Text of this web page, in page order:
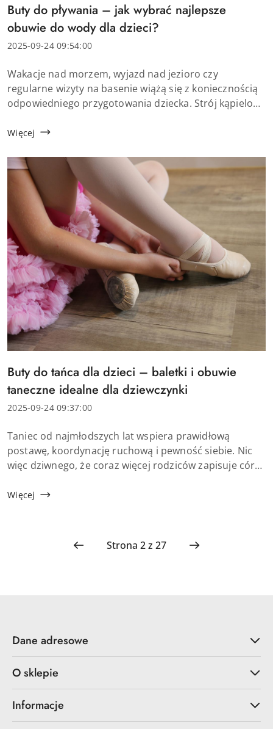
Tytuł
artykułu:
Buty do pływania – jak wybrać najlepsze
obuwie do wody dla dzieci?
Data
2025-09-24 09:54:00
Treść
artykułu:
Wakacje nad morzem, wyjazd nad jezioro czy
regularne wizyty na basenie wiążą się z koniecznością
odpowiedniego przygotowania dziecka. Strój kąpielowy
po buty do pływania dla dzieci, kt&oacut...
Więcej
Tytuł
artykułu:
Buty do tańca dla dzieci – baletki i obuwie
taneczne idealne dla dziewczynki
Data
2025-09-24 09:37:00
Treść
artykułu:
Taniec od najmłodszych lat wspiera prawidłową
postawę, koordynację ruchową i pewność siebie. Nic
więc dziwnego, że coraz więcej rodziców zapisuje córki
lekcje wymagają jednak odpowiedniego p...
Więcej
Dane adresowe
O sklepie
Informacje